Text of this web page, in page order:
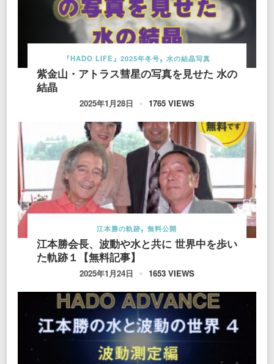
『HADO LIFE』2025年冬号 水の結晶写真
紫金山・アトラス彗星の写真を見せた 水の
結晶
2025年1月28日 1765 VIEWS
江本勝の軌跡 無料公開
江本勝会長、波動や水と共に 世界中を歩い
た軌跡１【無料記事】
2025年1月24日 1653 VIEWS